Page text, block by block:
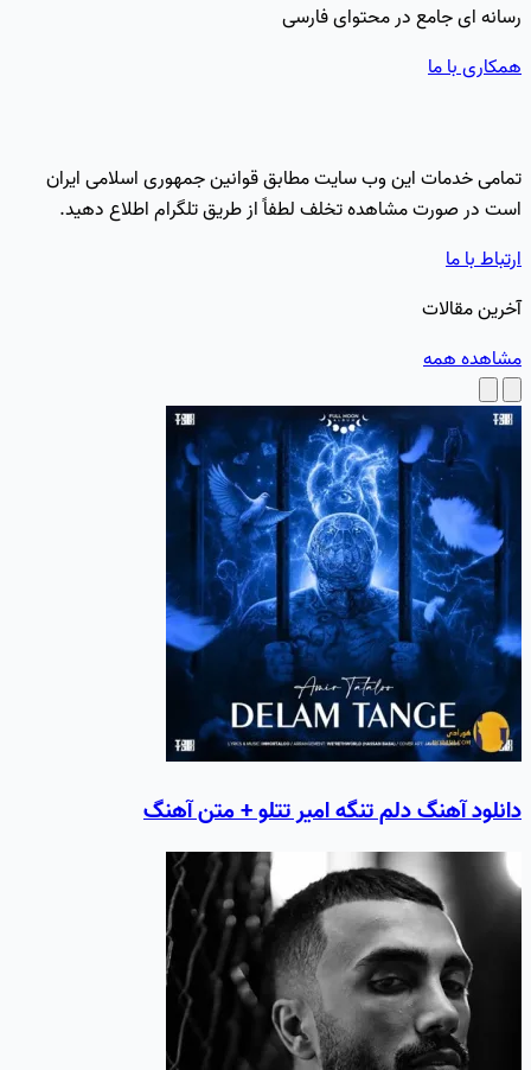
رسانه ای جامع در محتوای فارسی
همکاری با ما
تمامی خدمات این وب سایت مطابق قوانین جمهوری اسلامی ایران
است در صورت مشاهده تخلف لطفاً از طریق تلگرام اطلاع دهید.
ارتباط با ما
آخرین مقالات
مشاهده همه
دانلود آهنگ دلم تنگه امیر تتلو + متن آهنگ